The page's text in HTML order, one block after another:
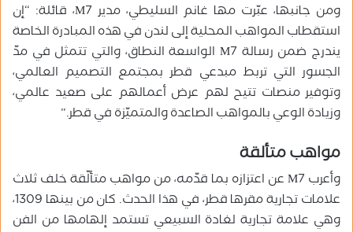
ومن جانبها، عبّرت مها غانم السليطي، مدير M7، قائلة: “إن
استقطاب المواهب المحلية إلى لندن في هذه المبادرة الخاصة
يندرج ضمن رسالة M7 الواسعة النطاق، والتي تتمثل في مدّ
الجسور التي تربط مبدعي قطر بمجتمع التصميم العالمي،
وتوفير منصات تتيح لهم عرض أعمالهم على صعيد عالمي،
وزيادة الوعي بالمواهب الصاعدة والمتميّزة في قطر.”
مواهب متألقة
وأعرب M7 عن اعتزازه بما قدّمه، من مواهب متألّقة خلف ثلاث
علامات تجارية مقرها قطر، في هذا الحدث. كان من بينها 1309،
وهي علامة تجارية لغادة السبيعي تستمد إلهامها من الفن